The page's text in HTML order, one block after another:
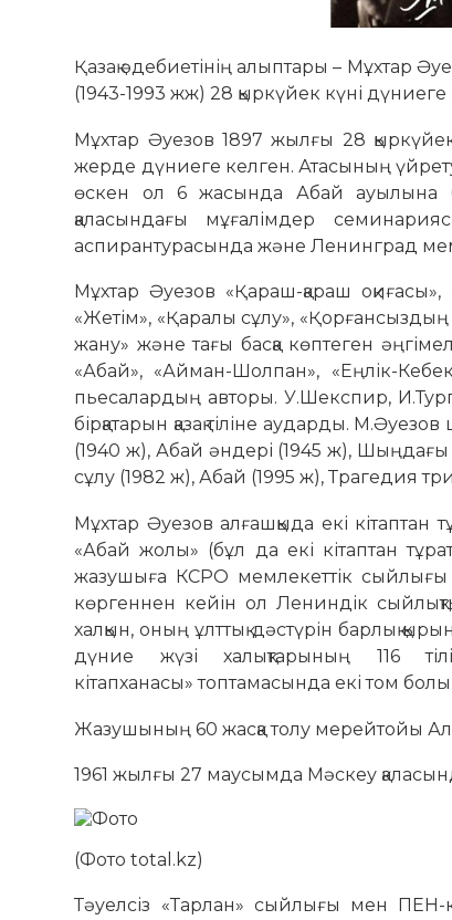
Қазақ әдебиетінің алыптары – Мұхтар
(1943-1993 жж) 28 қыркүйек күні дүниеге
Мұхтар Әуезов 1897 жылғы 28
жерде дүниеге келген. Атасының
өскен ол 6 жасында Абай ауылына
қаласындағы мұғалімдер
аспирантурасында және Ленинград
Мұхтар Әуезов «Қараш-қараш оқиғасы»,
«Жетім», «Қаралы сұлу», «Қорғансыздың
жану» және тағы басқа көптеген
«Абай», «Айман-Шолпан», «Еңлік-
пьесалардың авторы. У.Шекспир,
бірқатарын қазақ тіліне аударды.
(1940 ж), Абай әндері (1945 ж),
сұлу (1982 ж), Абай (1995 ж), Трагедия
Мұхтар Әуезов алғашқыда екі
«Абай жолы» (бұл да екі кітаптан
жазушыға КСРО мемлекеттік сыйлығы
көргеннен кейін ол Лениндік
халқын, оның ұлттық дәстүрін барлық
дүние жүзі халықтарының 116
кітапханасы» топтамасында екі том
Жазушының 60 жасқа толу мерейтойы
1961 жылғы 27 маусымда Мәскеу
(Фото total.kz)
Тәуелсіз «Тарлан» сыйлығы мен ПЕН-